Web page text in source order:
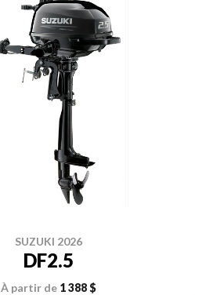
SUZUKI 2026
DF2.5
À partir de 1 388 $